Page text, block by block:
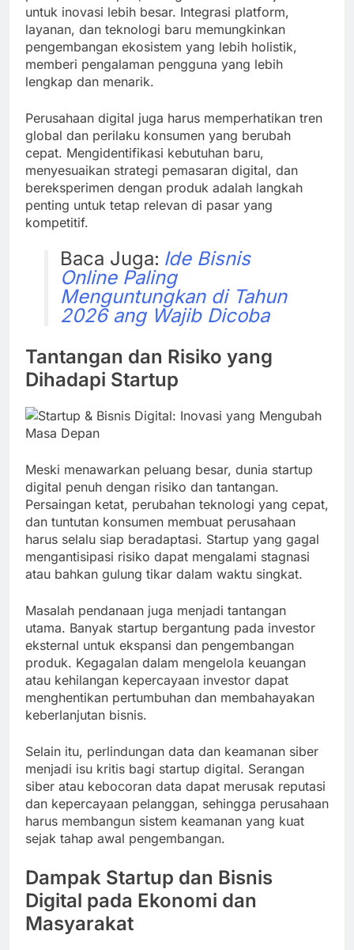
untuk inovasi lebih besar. Integrasi platform,
layanan, dan teknologi baru memungkinkan
pengembangan ekosistem yang lebih holistik,
memberi pengalaman pengguna yang lebih
lengkap dan menarik.
Perusahaan digital juga harus memperhatikan tren
global dan perilaku konsumen yang berubah
cepat. Mengidentifikasi kebutuhan baru,
menyesuaikan strategi pemasaran digital, dan
bereksperimen dengan produk adalah langkah
penting untuk tetap relevan di pasar yang
kompetitif.
Baca Juga: Ide Bisnis
Online Paling
Menguntungkan di Tahun
2026 ang Wajib Dicoba
Tantangan dan Risiko yang
Dihadapi Startup
Meski menawarkan peluang besar, dunia startup
digital penuh dengan risiko dan tantangan.
Persaingan ketat, perubahan teknologi yang cepat,
dan tuntutan konsumen membuat perusahaan
harus selalu siap beradaptasi. Startup yang gagal
mengantisipasi risiko dapat mengalami stagnasi
atau bahkan gulung tikar dalam waktu singkat.
Masalah pendanaan juga menjadi tantangan
utama. Banyak startup bergantung pada investor
eksternal untuk ekspansi dan pengembangan
produk. Kegagalan dalam mengelola keuangan
atau kehilangan kepercayaan investor dapat
menghentikan pertumbuhan dan membahayakan
keberlanjutan bisnis.
Selain itu, perlindungan data dan keamanan siber
menjadi isu kritis bagi startup digital. Serangan
siber atau kebocoran data dapat merusak reputasi
dan kepercayaan pelanggan, sehingga perusahaan
harus membangun sistem keamanan yang kuat
sejak tahap awal pengembangan.
Dampak Startup dan Bisnis
Digital pada Ekonomi dan
Masyarakat